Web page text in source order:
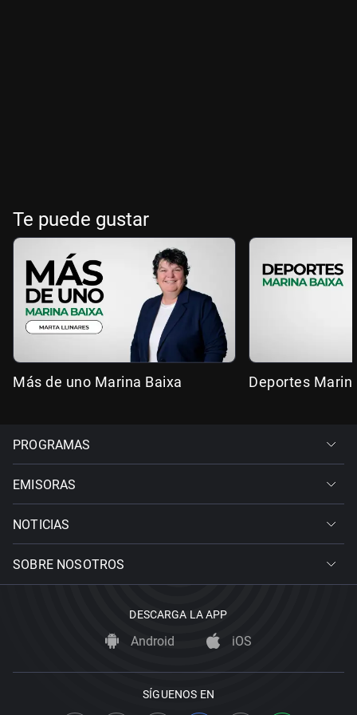
Te puede gustar
Más de uno Marina Baixa Deportes
PROGRAMAS
EMISORAS
NOTICIAS
SOBRE NOSOTROS
DESCARGA LA APP
Android iOS
SÍGUENOS EN